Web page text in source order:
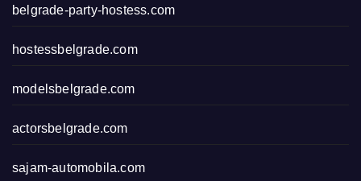
belgrade-party-hostess.com
hostessbelgrade.com
modelsbelgrade.com
actorsbelgrade.com
sajam-automobila.com